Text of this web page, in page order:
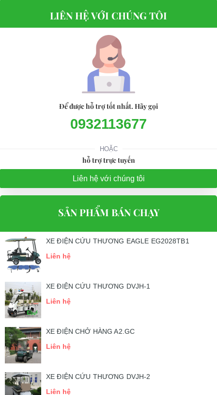
LIÊN HỆ VỚI CHÚNG TÔI
Để được hỗ trợ tốt nhất. Hãy gọi
0932113677
HOẶC
hỗ trợ trực tuyến
Liên hệ với chúng tôi
SẢN PHẨM BÁN CHẠY
XE ĐIỆN CỨU THƯƠNG EAGLE EG2028TB1
Liên hệ
XE ĐIỆN CỨU THƯƠNG DVJH-1
Liên hệ
XE ĐIỆN CHỞ HÀNG A2.GC
Liên hệ
XE ĐIỆN CỨU THƯƠNG DVJH-2
Liên hệ